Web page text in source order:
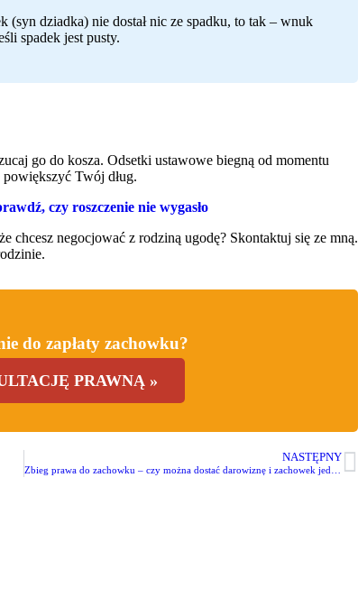
(syn dziadka) nie dostał nic ze spadku, to tak – wnuk
spadek jest pusty.
go do kosza. Odsetki ustawowe biegną od momentu
Twój dług.
czy roszczenie nie wygasło
chcesz negocjować z rodziną ugodę? Skontaktuj się ze mną.
do zapłaty zachowku?
PRAWNĄ »
NASTĘPNY